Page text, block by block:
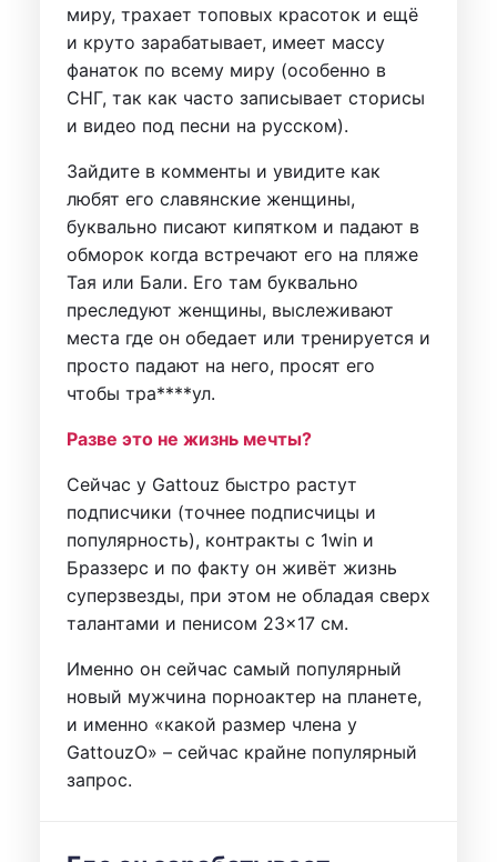
миру, трахает топовых красоток и ещё
и круто зарабатывает, имеет массу
фанаток по всему миру (особенно в
СНГ, так как часто записывает сторисы
и видео под песни на русском).
Зайдите в комменты и увидите как
любят его славянские женщины,
буквально писают кипятком и падают в
обморок когда встречают его на пляже
Тая или Бали. Его там буквально
преследуют женщины, выслеживают
места где он обедает или тренируется и
просто падают на него, просят его
чтобы тра****ул.
Разве это не жизнь мечты?
Сейчас у Gattouz быстро растут
подписчики (точнее подписчицы и
популярность), контракты с 1win и
Браззерс и по факту он живёт жизнь
суперзвезды, при этом не обладая сверх
талантами и пенисом 23×17 см.
Именно он сейчас самый популярный
новый мужчина порноактер на планете,
и именно «какой размер члена у
GattouzO» – сейчас крайне популярный
запрос.